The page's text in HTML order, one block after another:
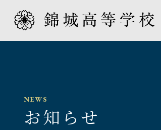
NEWS
お知らせ